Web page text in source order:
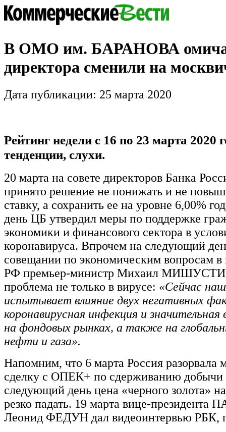
В ОМО им. БАРАНОВА
директора сменили на
Дата публикации: 25 марта 2020
Рейтинг недели с 16 по 23 марта 2020
тенденции, слухи.
20 марта на совете директоров Банка
принято решение не понижать и не
ставку, а сохранить ее на уровне 6,00%
день ЦБ утвердил меры по поддержке
экономики и финансового сектора в
коронавируса. Впрочем на следующий
совещании по экономическим вопросам в
РФ премьер-министр Михаил
проблема не только в вирусе: «Сейчас
испытывает влияние двух негативных
коронавирусная инфекция и значительная
на фондовых рынках, а также на
нефти и газа».
Напомним, что 6 марта Россия разорвала
сделку с ОПЕК+ по сдерживанию
следующий день цена «черного золота»
резко падать. 19 марта вице-
Леонид ФЕДУН дал видеоинтервью РБК,